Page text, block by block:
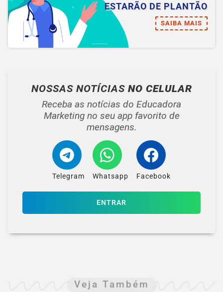
ESTARÃO DE PLANTÃO
SAIBA MAIS
NOSSAS NOTÍCIAS NO CELULAR
Receba as notícias do Educadora
Marketing no seu app favorito de
mensagens.
Telegram Whatsapp Facebook
ENTRAR
Veja Também